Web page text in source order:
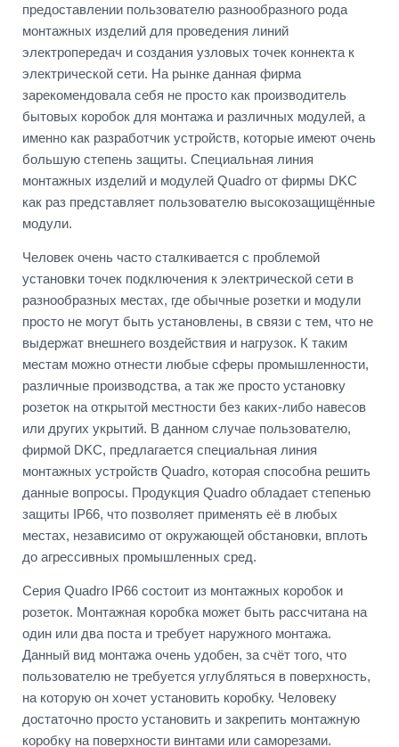
предоставлении пользователю разнообразного рода
монтажных изделий для проведения линий
электропередач и создания узловых точек коннекта к
электрической сети. На рынке данная фирма
зарекомендовала себя не просто как производитель
бытовых коробок для монтажа и различных модулей, а
именно как разработчик устройств, которые имеют очень
большую степень защиты. Специальная линия
монтажных изделий и модулей Quadro от фирмы DKC
как раз представляет пользователю высокозащищённые
модули.
Человек очень часто сталкивается с проблемой
установки точек подключения к электрической сети в
разнообразных местах, где обычные розетки и модули
просто не могут быть установлены, в связи с тем, что не
выдержат внешнего воздействия и нагрузок. К таким
местам можно отнести любые сферы промышленности,
различные производства, а так же просто установку
розеток на открытой местности без каких-либо навесов
или других укрытий. В данном случае пользователю,
фирмой DKC, предлагается специальная линия
монтажных устройств Quadro, которая способна решить
данные вопросы. Продукция Quadro обладает степенью
защиты IP66, что позволяет применять её в любых
местах, независимо от окружающей обстановки, вплоть
до агрессивных промышленных сред.
Серия Quadro IP66 состоит из монтажных коробок и
розеток. Монтажная коробка может быть рассчитана на
один или два поста и требует наружного монтажа.
Данный вид монтажа очень удобен, за счёт того, что
пользователю не требуется углубляться в поверхность,
на которую он хочет установить коробку. Человеку
достаточно просто установить и закрепить монтажную
коробку на поверхности винтами или саморезами.